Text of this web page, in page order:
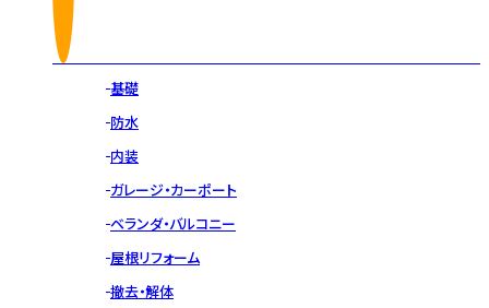
基礎
防水
内装
ガレージ・カーポート
ベランダ・バルコニー
屋根リフォーム
撤去・解体